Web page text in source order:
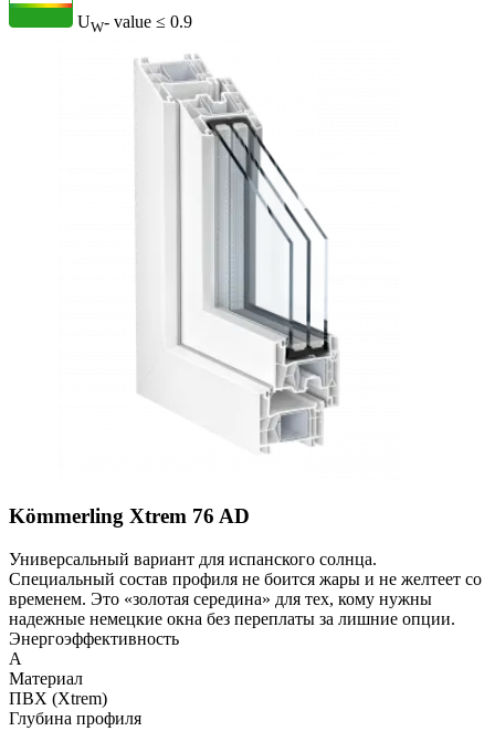
UW- value ≤ 0.9
Kömmerling Xtrem 76 AD
Универсальный вариант для испанского солнца.
Специальный состав профиля не боится жары и не желтеет со
временем. Это «золотая середина» для тех, кому нужны
надежные немецкие окна без переплаты за лишние опции.
Энергоэффективность
A
Материал
ПВХ (Xtrem)
Глубина профиля